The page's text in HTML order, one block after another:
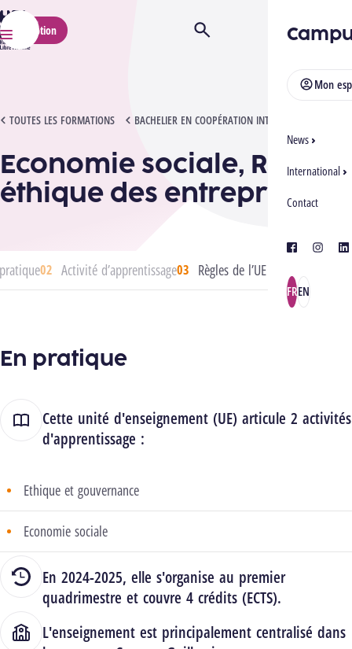
HELMo
Menu
Mon
News
International
Contact
facebook
FREN
Inscription Ouvrir/Fermer la recherche
TOUTES LES FORMATIONS BACHELIER EN COOPÉRATION INTERNATIONALE
ECONOMIE SOCIALE, RSE ET ÉTHIQUE DES ENTREPRISES
Economie sociale, RSE et
éthique des entreprises
Activité d’apprentissage Règles de l’UE
En pratique
Cette unité d'enseignement (UE) articule 2 activités
d'apprentissage :
Ethique et gouvernance
Economie sociale
En 2024-2025, elle s'organise au premier
quadrimestre et couvre 4 crédits (ECTS).
L'enseignement est principalement centralisé dans